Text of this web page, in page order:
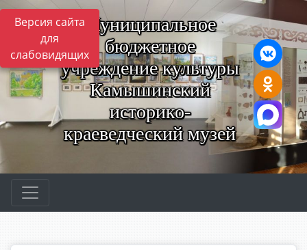
Версия сайта
для
слабовидящих
Муниципальное
бюджетное
учреждение культуры
Камышинский
историко-
краеведческий музей